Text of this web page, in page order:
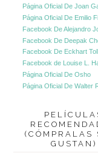
Página Oficial De Joan
Página Oficial De Emilio
Facebook De Alejandro
Facebook De Deepak
Facebook De Eckhart
Facebook de Louise L.
Página Oficial De Osho
Página Oficial De Walter
(CÓMPRALAS
GUSTAN)